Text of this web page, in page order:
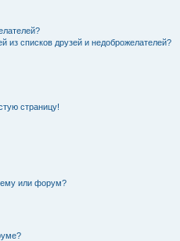
из списков друзей и недоброжелателей?
страницу!
или форум?